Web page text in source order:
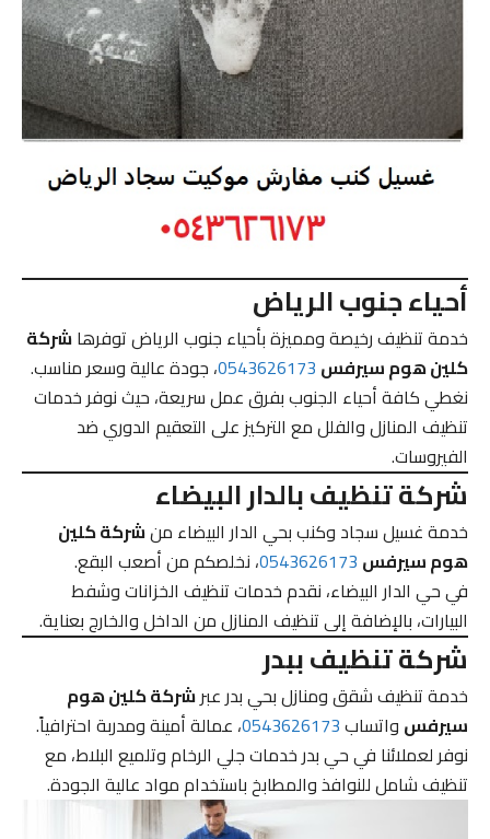
أحياء جنوب الرياض
خدمة تنظيف رخيصة ومميزة بأحياء جنوب الرياض توفرهاشركة
كلين هوم سيرفس0543626173، جودة عالية وسعر مناسب.
نغطي كافة أحياء الجنوب بفرق عمل سريعة، حيث نوفر خدمات
تنظيف المنازل والفلل مع التركيز على التعقيم الدوري ضد
الفيروسات.
شركة تنظيف بالدار البيضاء
خدمة غسيل سجاد وكنب بحي الدار البيضاء منشركة كلين
هوم سيرفس0543626173، نخلصكم من أصعب البقع.
في حي الدار البيضاء، نقدم خدمات تنظيف الخزانات وشفط
البيارات، بالإضافة إلى تنظيف المنازل من الداخل والخارج بعناية.
شركة تنظيف ببدر
خدمة تنظيف شقق ومنازل بحي بدر عبرشركة كلين هوم
سيرفسواتساب0543626173، عمالة أمينة ومدربة احترافياً.
نوفر لعملائنا في حي بدر خدمات جلي الرخام وتلميع البلاط، مع
تنظيف شامل للنوافذ والمطابخ باستخدام مواد عالية الجودة.